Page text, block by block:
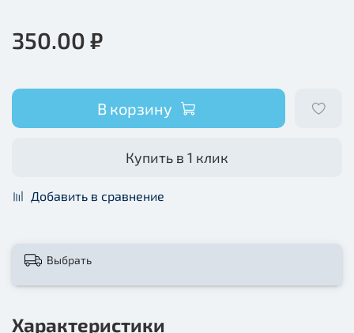
350.00 ₽
В корзину
Купить в 1 клик
Добавить в сравнение
Выбрать
Характеристики